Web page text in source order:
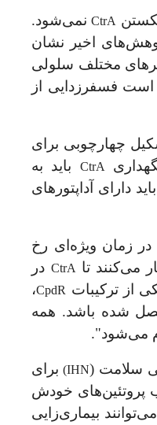
CtrA نمی‌شود.
اخیر نشان‌
مختلف سلولی
است فسفرزدایی از
چهارچوبی برای
CtrA
باید به
دارای آداپتورهای
زمان ویژه‌ای رخ
می‌کنند تا CtrA در
از ترکیبات CpdR،
شده ‌باشد. همه
می‌شود"
.
سلامت (
N
IH
) برای
پروتئینهای خودش
میتوانند بیماریزایی